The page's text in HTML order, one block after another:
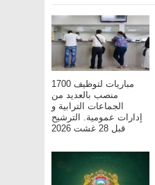
مباريات لتوظيف 1700
منصب بالعديد من
الجماعات الترابية و
إدارات عمومية. الترشيح
قبل 28 غشت 2026